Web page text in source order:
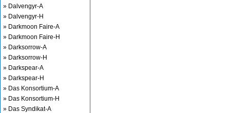
» Dalvengyr-A
» Dalvengyr-H
» Darkmoon Faire-A
» Darkmoon Faire-H
» Darksorrow-A
» Darksorrow-H
» Darkspear-A
» Darkspear-H
» Das Konsortium-A
» Das Konsortium-H
» Das Syndikat-A